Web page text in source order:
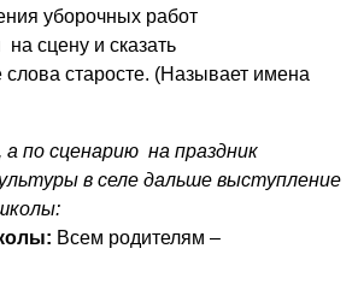
уборочных работ
сцену и сказать
слова старосте. (Называет имена
по сценарию на праздник
в селе дальше выступление
Всем родителям –